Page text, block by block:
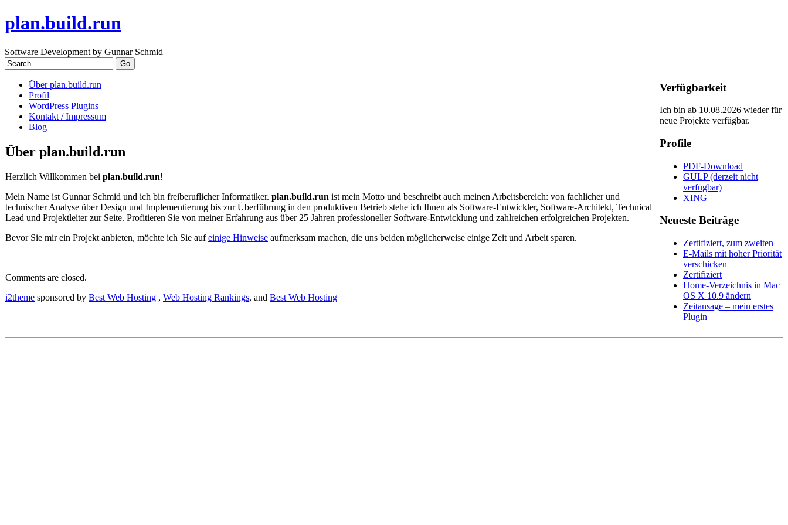
plan.build.run
Software Development by Gunnar Schmid
Über plan.build.run
Profil
WordPress Plugins
Kontakt / Impressum
Blog
Über plan.build.run
Herzlich Willkommen bei plan.build.run!
Mein Name ist Gunnar Schmid und ich bin freiberuflicher Informatiker. plan.build.run ist mein Motto und beschreibt auch meinen Arbeitsbereich: von fachlicher und
technischer Analyse über Design und Implementierung bis zur Überführung in den produktiven Betrieb stehe ich Ihnen als Software-Entwickler, Software-Architekt, Technical
Lead und Projektleiter zur Seite. Profitieren Sie von meiner Erfahrung aus über 25 Jahren professioneller Software-Entwicklung und zahlreichen erfolgreichen Projekten.
Bevor Sie mir ein Projekt anbieten, möchte ich Sie aufeinige Hinweise aufmerksam machen, die uns beiden möglicherweise einige Zeit und Arbeit sparen.
Comments are closed.
i2theme sponsored by Best Web Hosting , Web Hosting Rankings, and Best Web Hosting
Verfügbarkeit
Ich bin ab 10.08.2026 wieder für
neue Projekte verfügbar.
Profile
PDF-Download
GULP (derzeit nicht
verfügbar)
XING
Neueste Beiträge
Zertifiziert, zum zweiten
E-Mails mit hoher Priorität
verschicken
Zertifiziert
Home-Verzeichnis in Mac
OS X 10.9 ändern
Zeitansage – mein erstes
Plugin